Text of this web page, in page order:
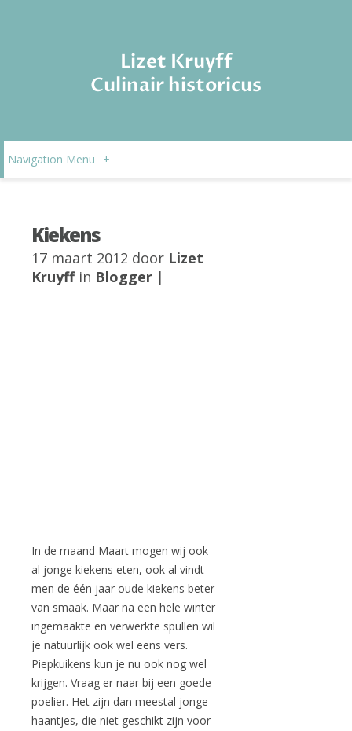
Lizet Kruyff
Culinair historicus
Navigation Menu +
Kiekens
17 maart 2012 door Lizet
Kruyffin Blogger |
In de maand Maart mogen wij ook
al jonge kiekens eten, ook al vindt
men de één jaar oude kiekens beter
van smaak. Maar na een hele winter
ingemaakte en verwerkte spullen wil
je natuurlijk ook wel eens vers.
Piepkuikens kun je nu ook nog wel
krijgen. Vraag er naar bij een goede
poelier. Het zijn dan meestal jonge
haantjes, die niet geschikt zijn voor